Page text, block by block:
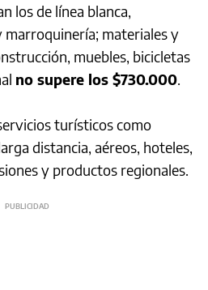
los de línea blanca,
marroquinería; materiales y
muebles, bicicletas
no supere los $730.000.
turísticos como
distancia, aéreos, hoteles,
y productos regionales.